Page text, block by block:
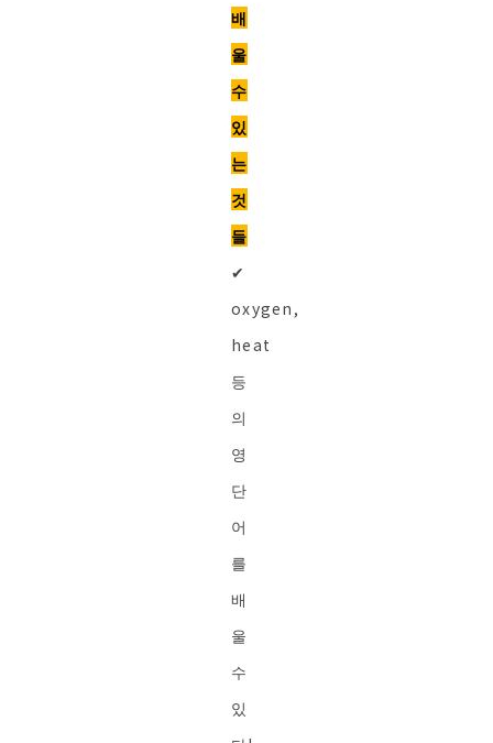
배
울
수
있
는
것
들
✔︎
oxygen,
heat
등
의
영
단
어
를
배
울
수
있